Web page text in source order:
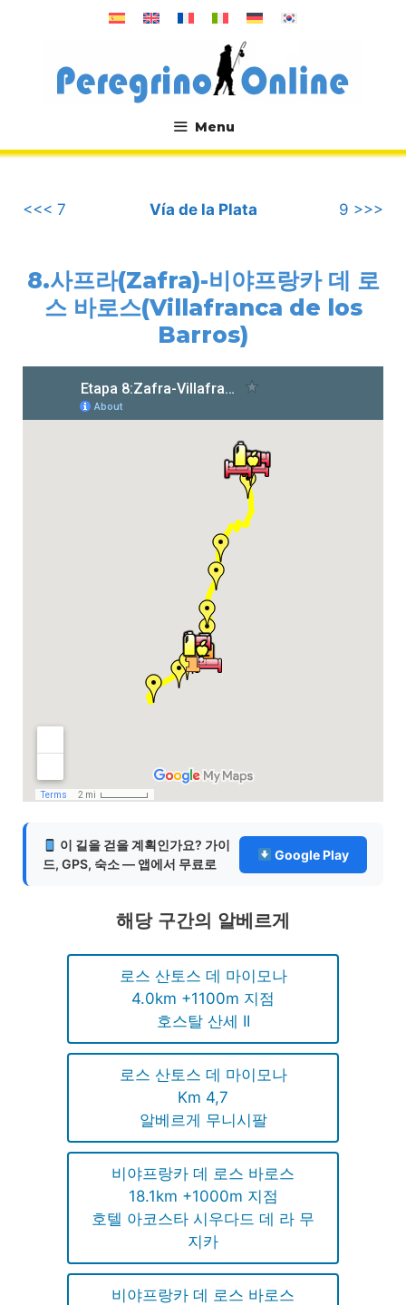
뛰
Menu
.
<<< 7 Vía de la Plata 9 >>>
8.사프라(Zafra)-비야프랑카 데 로
스 바로스(Villafranca de los
Barros)
이 길을 걷을 계획인가요? 가이
드, GPS, 숙소 — 앱에서 무료로
Google Play
해당 구간의 알베르게
로스 산토스 데 마이모나
4.0km +1100m 지점
호스탈 산세 II
로스 산토스 데 마이모나
Km 4,7
알베르게 무니시팔
비야프랑카 데 로스 바로스
18.1km +1000m 지점
호텔 아코스타 시우다드 데 라 무
지카
비야프랑카 데 로스 바로스